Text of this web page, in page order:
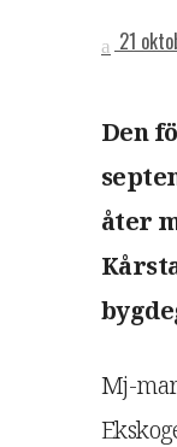
21
Den
åter
Mj-